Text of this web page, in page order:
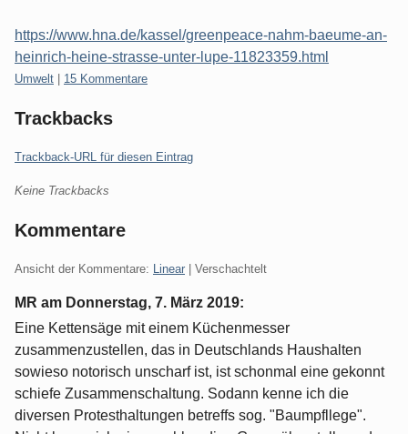
https://www.hna.de/kassel/greenpeace-nahm-baeume-an-
heinrich-heine-strasse-unter-lupe-11823359.html
Kategorien:
Umwelt 15 Kommentare
Trackbacks
Trackback-URL für diesen Eintrag
Keine Trackbacks
Kommentare
Ansicht der Kommentare: Linear | Verschachtelt
MR am Donnerstag, 7. März 2019:
Eine Kettensäge mit einem Küchenmesser
zusammenzustellen, das in Deutschlands Haushalten
sowieso notorisch unscharf ist, ist schonmal eine gekonnt
schiefe Zusammenschaltung. Sodann kenne ich die
diversen Protesthaltungen betreffs sog. "Baumpfllege".